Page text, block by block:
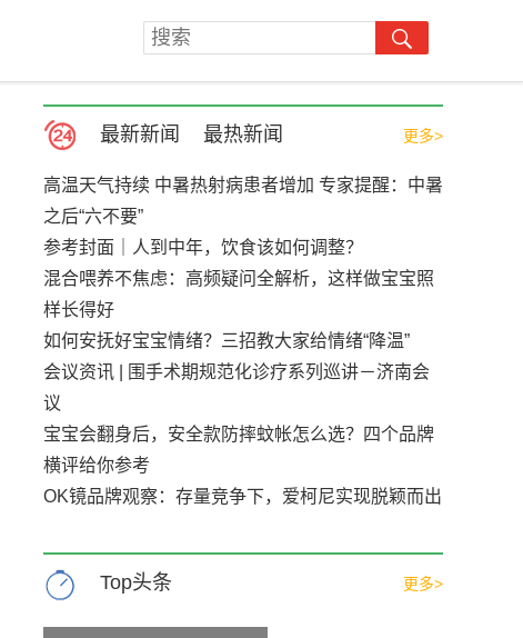
最新新闻 最热新闻 更多>
高温天气持续 中暑热射病患者增加 专家提醒：中暑
之后“六不要”
参考封面｜人到中年，饮食该如何调整？
混合喂养不焦虑：高频疑问全解析，这样做宝宝照
样长得好
如何安抚好宝宝情绪？三招教大家给情绪“降温”
会议资讯 | 围手术期规范化诊疗系列巡讲－济南会
议
宝宝会翻身后，安全款防摔蚊帐怎么选？四个品牌
横评给你参考
OK镜品牌观察：存量竞争下，爱柯尼实现脱颖而出
Top头条 更多>